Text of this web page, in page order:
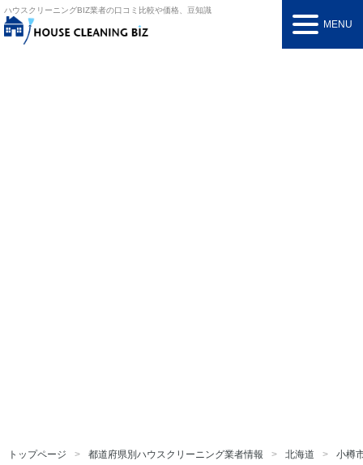
ハウスクリーニングBIZ業者の口コミ比較や価格、豆知識
MENU
トップページ 都道府県別ハウスクリーニング業者情報 北海道 小樽